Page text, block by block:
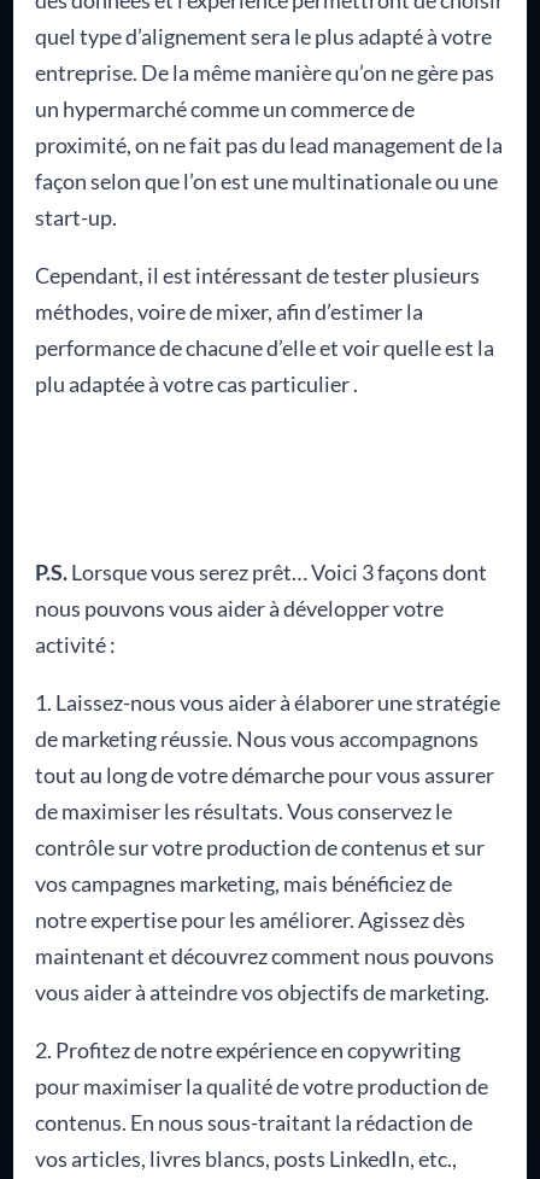
quel type d’alignement sera le plus adapté à votre
entreprise. De la même manière qu’on ne gère pas
un hypermarché comme un commerce de
proximité, on ne fait pas du lead management de la
façon selon que l’on est une multinationale ou une
start-up.
Cependant, il est intéressant de tester plusieurs
méthodes, voire de mixer, afin d’estimer la
performance de chacune d’elle et voir quelle est la
plu adaptée à votre cas particulier .
P.S.Lorsque vous serez prêt… Voici 3 façons dont
nous pouvons vous aider à développer votre
activité :
1. Laissez-nous vous aider à élaborer une stratégie
de marketing réussie. Nous vous accompagnons
tout au long de votre démarche pour vous assurer
de maximiser les résultats. Vous conservez le
contrôle sur votre production de contenus et sur
vos campagnes marketing, mais bénéficiez de
notre expertise pour les améliorer. Agissez dès
maintenant et découvrez comment nous pouvons
vous aider à atteindre vos objectifs de marketing.
2. Profitez de notre expérience en copywriting
pour maximiser la qualité de votre production de
contenus. En nous sous-traitant la rédaction de
vos articles, livres blancs, posts LinkedIn, etc.,